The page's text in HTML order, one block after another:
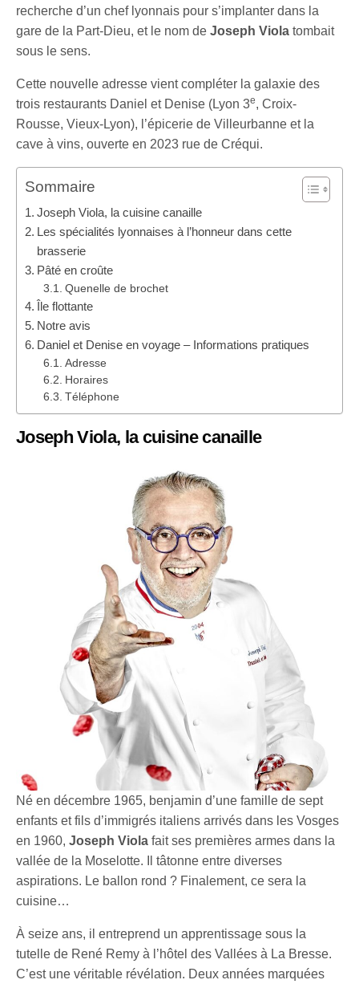
recherche d’un chef lyonnais pour s’implanter dans la
gare de la Part-Dieu, et le nom deJoseph Viola tombait
sous le sens.
Cette nouvelle adresse vient compléter la galaxie des
trois restaurants Daniel et Denise (Lyon 3e, Croix-
Rousse, Vieux-Lyon), l’épicerie de Villeurbanne et la
cave à vins, ouverte en 2023 rue de Créqui.
Sommaire
Joseph Viola, la cuisine canaille
Les spécialités lyonnaises à l’honneur dans cette
brasserie
Pâté en croûte
Quenelle de brochet
Île flottante
Notre avis
Daniel et Denise en voyage – Informations pratiques
Adresse
Horaires
Téléphone
Joseph Viola, la cuisine canaille
Né en décembre 1965, benjamin d’une famille de sept
enfants et fils d’immigrés italiens arrivés dans les Vosges
en 1960,Joseph Viola fait ses premières armes dans la
vallée de la Moselotte. Il tâtonne entre diverses
aspirations. Le ballon rond ? Finalement, ce sera la
cuisine…
À seize ans, il entreprend un apprentissage sous la
tutelle de René Remy à l’hôtel des Vallées à La Bresse.
C’est une véritable révélation. Deux années marquées